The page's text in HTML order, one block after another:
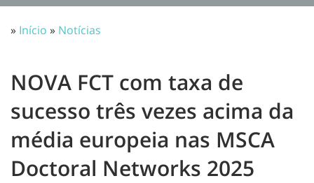
» Início » Notícias
NOVA FCT com taxa de
sucesso três vezes acima da
média europeia nas MSCA
Doctoral Networks 2025